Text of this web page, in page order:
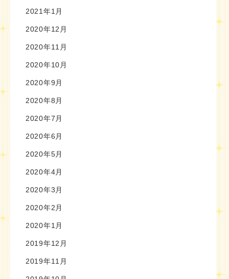
2021年1月
2020年12月
2020年11月
2020年10月
2020年9月
2020年8月
2020年7月
2020年6月
2020年5月
2020年4月
2020年3月
2020年2月
2020年1月
2019年12月
2019年11月